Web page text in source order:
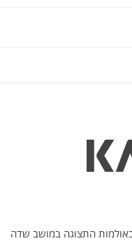
התצוגה במושב שדה